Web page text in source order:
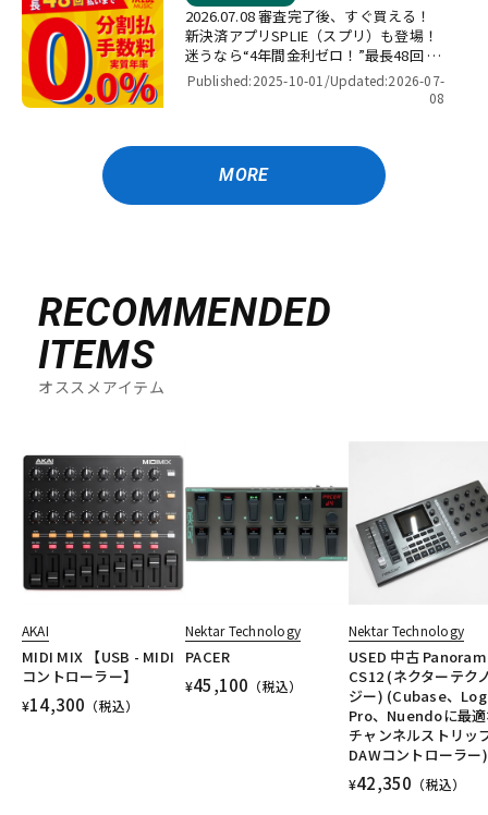
2026.07.08 審査完了後、すぐ買える！
新決済アプリSPLIE（スプリ）も登場！
迷うなら“4年間金利ゼロ！”最長48回 無
金利キャンペーン
Published:2025-10-01/Updated:2026-07-
08
MORE
RECOMMENDED
ITEMS
オススメアイテム
AKAI
MIDI MIX 【USB - MIDI
コントローラー】
¥14,300 （税込）
Nektar Technology
PACER
¥45,100 （税込）
Nektar Technology
USED 中古
CS12 (ネクターテク
ジー) (Cubase、
Pro、Nuendoに最
チャンネルストリッ
DAWコントローラー)
¥42,350 （税込）